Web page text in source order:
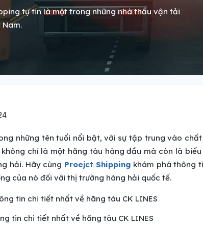
tự tin là một trong những nhà thầu vận tải
những tên tuổi nổi bật, với sự tập trung vào
không chỉ là một hãng tàu hàng đầu mà còn là
hải. Hãy cùng Proejct Shipping khám phá thông
của nó đối với thị trường hàng hải quốc tế.
tin chi tiết nhất về hãng tàu CK LINES